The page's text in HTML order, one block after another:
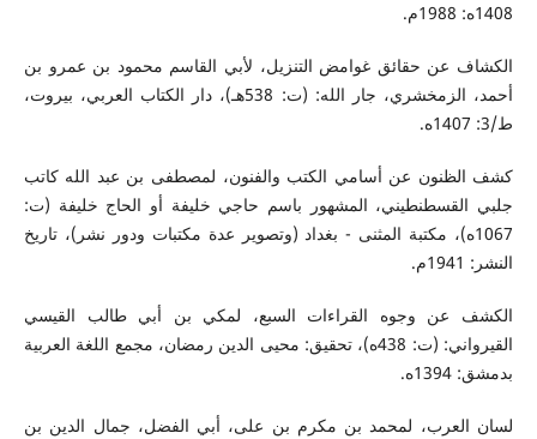
1408ه: 1988م.
الكشاف عن حقائق غوامض التنزيل، لأبي القاسم محمود بن عمرو بن
أحمد، الزمخشري، جار الله: (ت: 538هـ)، دار الكتاب العربي، بيروت،
ط/3: 1407ه.
كشف الظنون عن أسامي الكتب والفنون، لمصطفى بن عبد الله كاتب
جلبي القسطنطيني، المشهور باسم حاجي خليفة أو الحاج خليفة (ت:
1067ه)، مكتبة المثنى - بغداد (وتصوير عدة مكتبات ودور نشر)، تاريخ
النشر: 1941م.
الكشف عن وجوه القراءات السبع، لمكي بن أبي طالب القيسي
القيرواني: (ت: 438ه)، تحقيق: محيى الدين رمضان، مجمع اللغة العربية
بدمشق: 1394ه.
لسان العرب، لمحمد بن مكرم بن على، أبي الفضل، جمال الدين بن